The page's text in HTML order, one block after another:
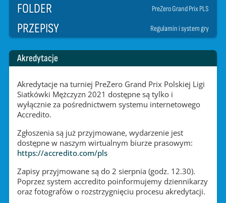
FOLDER
PreZero Grand Prix PLS
PRZEPISY Regulamin i system gry
Akredytacje
Akredytacje na turniej PreZero Grand Prix Polskiej Ligi
Siatkówki Mężczyzn 2021 dostępne są tylko i
wyłącznie za pośrednictwem systemu internetowego
Accredito.
Zgłoszenia są już przyjmowane, wydarzenie jest
dostępne w naszym wirtualnym biurze prasowym:
https://accredito.com/pls
Zapisy przyjmowane są do 2 sierpnia (godz. 12.30).
Poprzez system accredito poinformujemy dziennikarzy
oraz fotografów o rozstrzygnięciu procesu akredytacji.